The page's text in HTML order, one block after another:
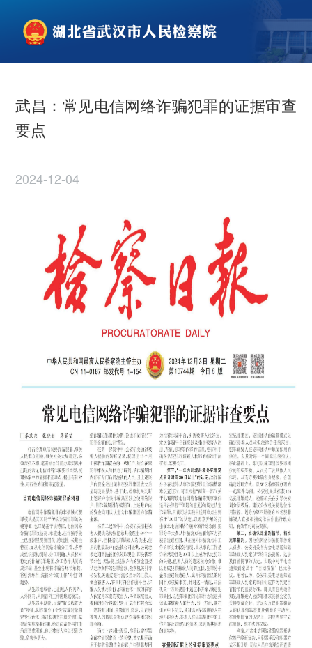
武昌：常见电信网络诈骗犯罪的证据审查
要点
2024-12-04